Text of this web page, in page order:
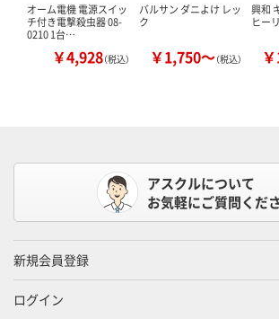
オーム電機 電源スイッ
チ付き電撃殺虫器 08-
0210 1台…
￥4,928（税込）
バルサン ダニよけ レッ
ク
￥1,750～（税込）
興和
ヒー
アスクルについて
お気軽にご質問くださ
新規会員登録
ログイン